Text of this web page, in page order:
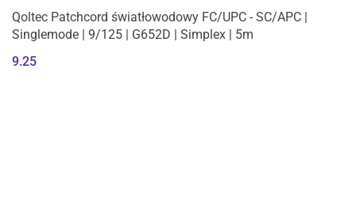
Qoltec Patchcord światłowodowy FC/UPC - SC/APC |
Singlemode | 9/125 | G652D | Simplex | 5m
9.25